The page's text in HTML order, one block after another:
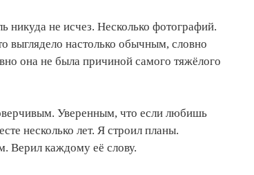
не исчез. Несколько фотографий.
выглядело настолько обычным, словно
она не была причиной самого тяжёлого
Уверенным, что если любишь
несколько лет. Я строил планы.
Верил каждому её слову.